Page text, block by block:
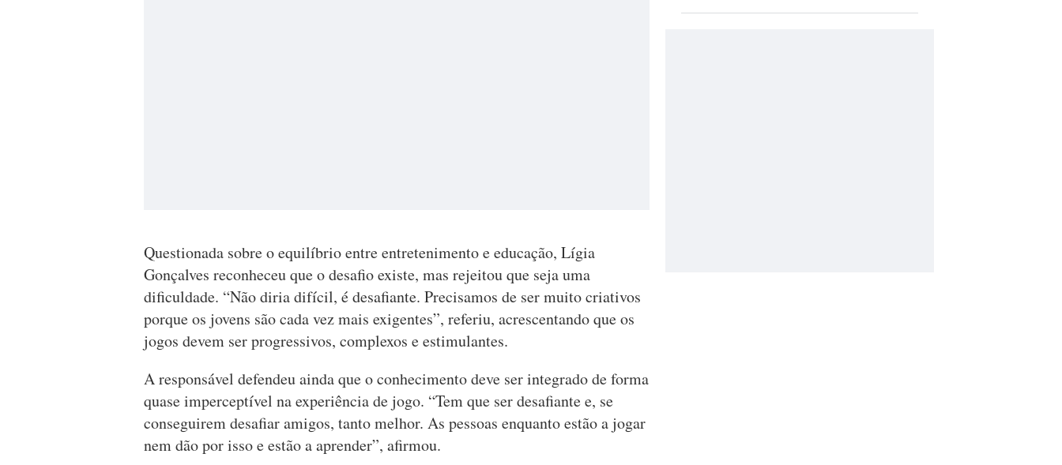
Questionada sobre o equilíbrio entre entretenimento e educação, Lígia
Gonçalves reconheceu que o desafio existe, mas rejeitou que seja uma
dificuldade. “Não diria difícil, é desafiante. Precisamos de ser muito criativos
porque os jovens são cada vez mais exigentes”, referiu, acrescentando que os
jogos devem ser progressivos, complexos e estimulantes.
A responsável defendeu ainda que o conhecimento deve ser integrado de forma
quase imperceptível na experiência de jogo. “Tem que ser desafiante e, se
conseguirem desafiar amigos, tanto melhor. As pessoas enquanto estão a jogar
nem dão por isso e estão a aprender”, afirmou.